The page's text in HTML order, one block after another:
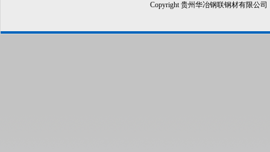
Copyright 贵州华冶钢联钢材有限公